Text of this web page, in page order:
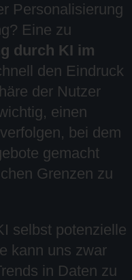
Personalisierung
Eine zu
durch KI im
den Eindruck
der Nutzer
einen
bei dem
gemacht
Grenzen zu
selbst potenzielle
kann uns zwar
in Daten zu